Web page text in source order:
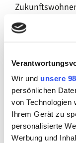
Wir und unsere
persönlichen
von Technologien
Ihrem Gerät zu
personalisierte
Werbung und
genau an dieser
Statt Ruhestand
plädiert dieses
die so
Lebensphase:
gestaltete reife
das alle
einschließt,